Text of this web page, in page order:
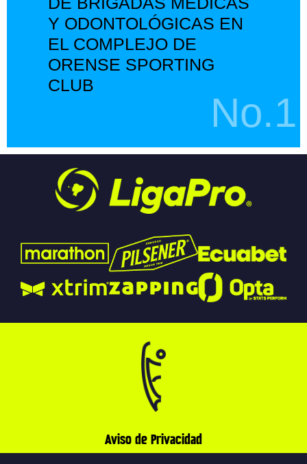
Y ODONTOLÓGICAS EN
EL COMPLEJO DE
ORENSE SPORTING
CLUB
No.1
Aviso de Privacidad